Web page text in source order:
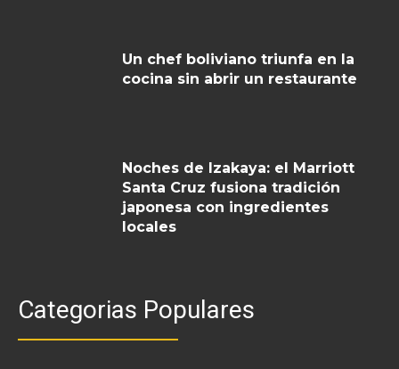
Un chef boliviano triunfa en la
cocina sin abrir un restaurante
Noches de Izakaya: el Marriott
Santa Cruz fusiona tradición
japonesa con ingredientes
locales
Categorias Populares